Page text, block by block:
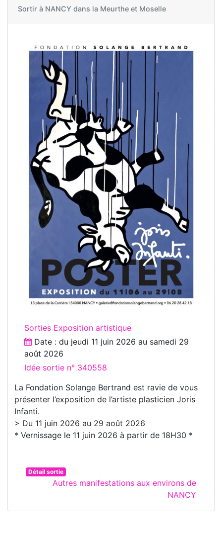
Sortir à NANCY dans la Meurthe et Moselle
Sorties Exposition artistique
Date : du jeudi 11 juin 2026 au samedi 29
août 2026
Idée sortie n° 340558
La Fondation Solange Bertrand est ravie de vous
présenter l’exposition de l’artiste plasticien Joris
Infanti.
> Du 11 juin 2026 au 29 août 2026
* Vernissage le 11 juin 2026 à partir de 18H30 *
Détail sortie
Autres manifestations aux environs de
NANCY